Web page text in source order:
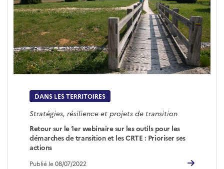
DANS LES TERRITOIRES
Stratégies, résilience et projets de transition
Retour sur le 1er webinaire sur les outils pour les
démarches de transition et les CRTE : Prioriser ses
actions
Publié le 08/07/2022